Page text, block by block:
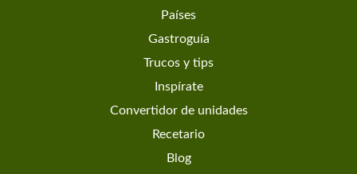
Países
Gastroguía
Trucos y tips
Inspírate
Convertidor de unidades
Recetario
Blog